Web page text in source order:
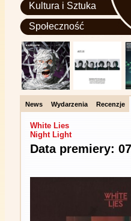
Kultura i Sztuka
Społeczność
News Wydarzenia Recenzje
White Lies
Night Light
Data premiery: